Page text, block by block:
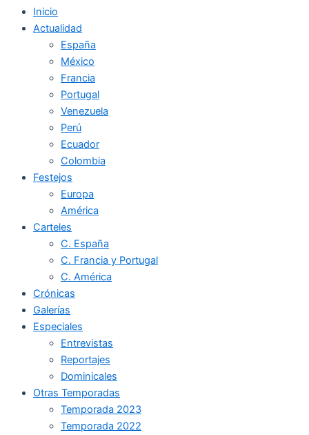
Inicio
Actualidad
España
México
Francia
Portugal
Venezuela
Perú
Ecuador
Colombia
Festejos
Europa
América
Carteles
C. España
C. Francia y Portugal
C. América
Crónicas
Galerías
Especiales
Entrevistas
Reportajes
Dominicales
Otras Temporadas
Temporada 2023
Temporada 2022